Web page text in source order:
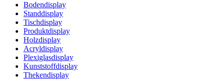
Bodendisplay
Standdisplay
Tischdisplay
Produktdisplay
Holzdisplay
Acryldisplay
Plexiglasdisplay
Kunststoffdisplay
Thekendisplay